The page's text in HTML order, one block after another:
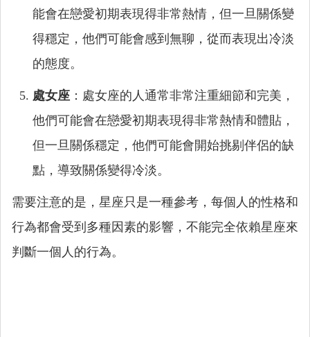
能會在戀愛初期表現得非常熱情，但一旦關係變
得穩定，他們可能會感到無聊，從而表現出冷淡
的態度。
處女座 ：處女座的人通常非常注重細節和完美，
他們可能會在戀愛初期表現得非常熱情和體貼，
但一旦關係穩定，他們可能會開始挑剔伴侶的缺
點，導致關係變得冷淡。
需要注意的是，星座只是一種參考，每個人的性格和
行為都會受到多種因素的影響，不能完全依賴星座來
判斷一個人的行為。